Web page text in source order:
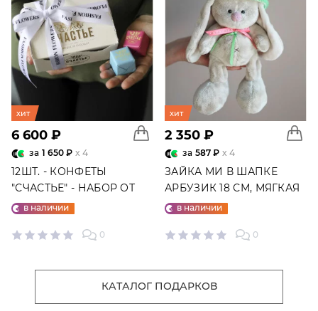
хит
6 600 ₽
за 1 650 ₽ x 4
12ШТ. - КОНФЕТЫ
"СЧАСТЬЕ" - НАБОР ОТ
"ФАБРИКИ СЧАСТЬЕ"
в наличии
0
хит
2 350 ₽
за 587 ₽ x 4
ЗАЙКА МИ В ШАПКЕ
АРБУЗИК 18 СМ, МЯГКАЯ
ИГРУШКА
в наличии
0
КАТАЛОГ ПОДАРКОВ